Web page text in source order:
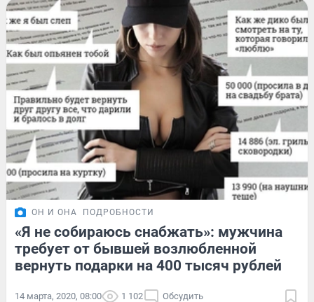
ОН И ОНА ПОДРОБНОСТИ
«Я не собираюсь снабжать»: мужчина
требует от бывшей возлюбленной
вернуть подарки на 400 тысяч рублей
14 марта, 2020, 08:00 1 102 Обсудить